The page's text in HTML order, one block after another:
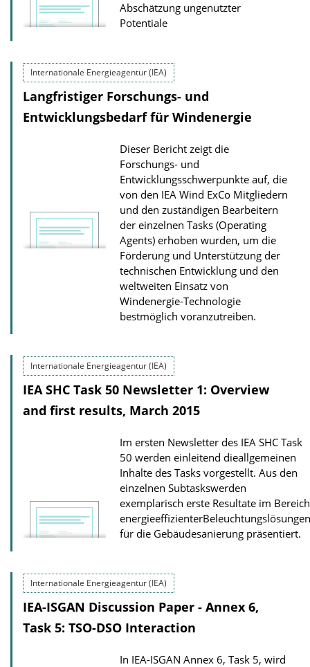
Abschätzung ungenutzter
Potentiale
Internationale Energieagentur (IEA)
Langfristiger Forschungs- und
Entwicklungsbedarf für Windenergie
Dieser Bericht zeigt die
Forschungs- und
Entwicklungsschwerpunkte auf, die
von den IEA Wind ExCo Mitgliedern
und den zuständigen Bearbeitern
der einzelnen Tasks (Operating
Agents) erhoben wurden, um die
Förderung und Unterstützung der
technischen Entwicklung und den
weltweiten Einsatz von
Windenergie-Technologie
bestmöglich voran­zutreiben.
Internationale Energieagentur (IEA)
IEA SHC Task 50 Newsletter 1: Overview
and first results, March 2015
Im ersten Newsletter des IEA SHC Task
50 werden einleitend dieallgemeinen
Inhalte des Tasks vorgestellt. Aus den
einzelnen Subtaskswerden
exemplarisch erste Resultate im Bereich
energieeffizienterBeleuchtungslösungen
für die Gebäudesanierung präsentiert.
Internationale Energieagentur (IEA)
IEA-ISGAN Discussion Paper - Annex 6,
Task 5: TSO-DSO Interaction
In IEA-ISGAN Annex 6, Task 5, wird